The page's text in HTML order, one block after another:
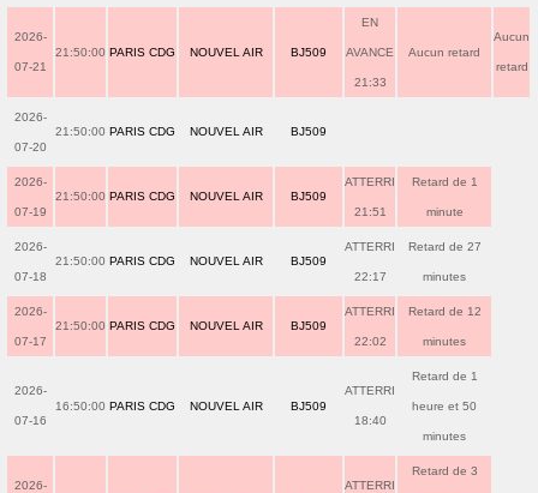
2026-
07-21
21:50:00 PARIS CDG NOUVEL AIR BJ509
EN
AVANCE
21:33
Aucun retard
Aucun
retard
2026-
07-20
21:50:00 PARIS CDG NOUVEL AIR BJ509
2026-
07-19
21:50:00 PARIS CDG NOUVEL AIR BJ509
ATTERRI
21:51
Retard de 1
minute
2026-
07-18
21:50:00 PARIS CDG NOUVEL AIR BJ509
ATTERRI
22:17
Retard de 27
minutes
2026-
07-17
21:50:00 PARIS CDG NOUVEL AIR BJ509
ATTERRI
22:02
Retard de 12
minutes
2026-
07-16
16:50:00 PARIS CDG NOUVEL AIR BJ509
ATTERRI
18:40
Retard de 1
heure et 50
minutes
2026- ATTERRI
Retard de 3